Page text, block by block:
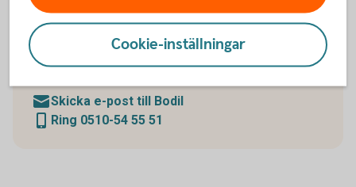
försäkringsupplägg för dig och dina anställda.
Hennes uppgift är att finnas tillgänglig för dig som
en samarbetspartner i dina pensions- och
försäkringsfrågor.
Skicka e-post till Bodil
Ring 0510-54 55 51
Cookie-inställningar